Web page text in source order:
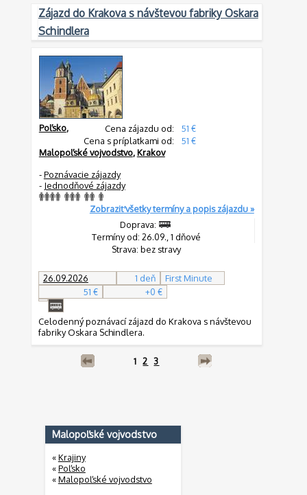
Zájazd do Krakova s návštevou fabriky Oskara
Schindlera
Cena zájazdu od:
51 €
Cena s príplatkami od:
51 €
Poľsko,
Malopoľské vojvodstvo,Krakov
-Poznávacie zájazdy
- Jednodňové zájazdy
Zobraziť všetky termíny a popis zájazdu »
Doprava:
Termíny od: 26.09., 1 dňové
Strava: bez stravy
26.09.2026 1 deň
First Minute
51 €
+0 €
Celodenný poznávací zájazd do Krakova s návštevou
fabriky Oskara Schindlera.
1 2 3
Malopoľské vojvodstvo
«Krajiny
«Poľsko
«Malopoľské vojvodstvo